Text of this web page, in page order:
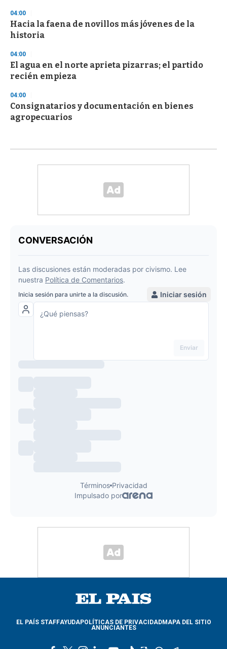
04:00
Hacia la faena de novillos más jóvenes de la
historia
04:00
El agua en el norte aprieta pizarras; el partido
recién empieza
04:00
Consignatarios y documentación en bienes
agropecuarios
EL PAÍS STAFFAYUDAPOLÍTICAS DE PRIVACIDADMAPA DEL SITIO
ANUNCIANTES